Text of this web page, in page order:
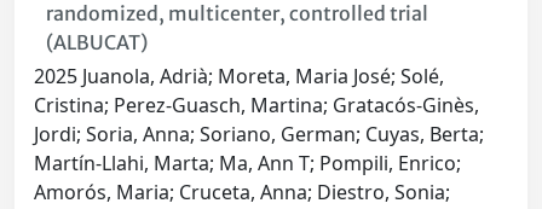
randomized, multicenter, controlled trial
(ALBUCAT)
2025 Juanola, Adrià; Moreta, Maria José; Solé,
Cristina; Perez-Guasch, Martina; Gratacós-Ginès,
Jordi; Soria, Anna; Soriano, German; Cuyas, Berta;
Martín-Llahi, Marta; Ma, Ann T; Pompili, Enrico;
Amorós, Maria; Cruceta, Anna; Diestro, Sonia;